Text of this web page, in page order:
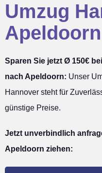
Umzug
Apeldoorn
Sparen Sie jetzt Ø 150€
nach Apeldoorn: Unser
Hannover steht für
günstige Preise.
Jetzt unverbindlich
Apeldoorn ziehen: